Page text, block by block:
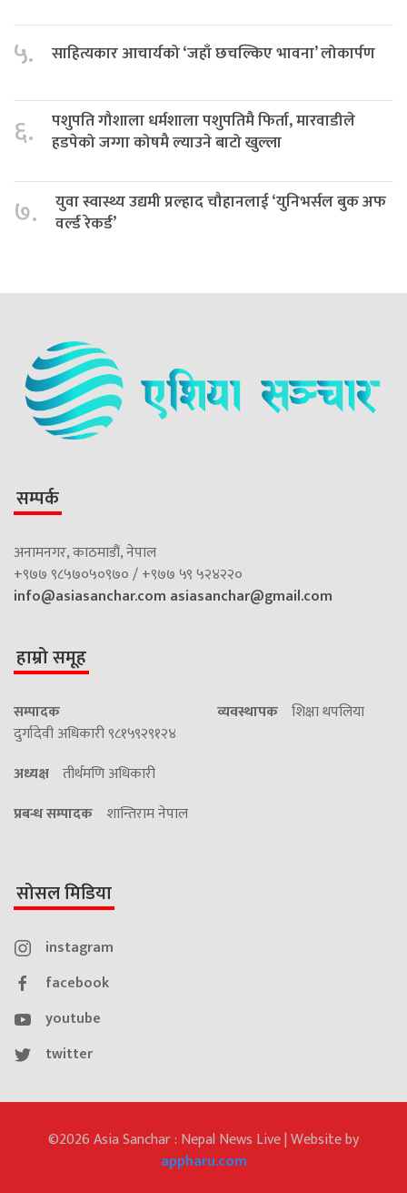
५. साहित्यकार आचार्यको ‘जहाँ छचल्किए भावना’ लोकार्पण
६.
पशुपति गौशाला धर्मशाला पशुपतिमै फिर्ता, मारवाडीले
हडपेको जग्गा कोषमै ल्याउने बाटो खुल्ला
७.
युवा स्वास्थ्य उद्यमी प्रल्हाद चौहानलाई ‘युनिभर्सल बुक अफ
वर्ल्ड रेकर्ड’
सम्पर्क
अनामनगर, काठमाडौं, नेपाल
+९७७ ९८५७०५०९७० / +९७७ ५९ ५२४२२०
info@asiasanchar.com asiasanchar@gmail.com
हाम्रो समूह
सम्पादक
दुर्गादेवी अधिकारी ९८१५९२९१२४
व्यवस्थापक शिक्षा थपलिया
अध्यक्ष तीर्थमणि अधिकारी
प्रबन्ध सम्पादक शान्तिराम नेपाल
सोसल मिडिया
instagram
facebook
youtube
twitter
©2026 Asia Sanchar : Nepal News Live | Website by
appharu.com